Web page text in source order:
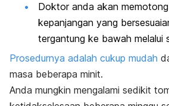
Doktor anda akan
kepanjangan yang
tergantung ke bawah melalui
Prosedurnya adalah cukup mudah
masa beberapa minit.
Anda mungkin mengalami sedikit